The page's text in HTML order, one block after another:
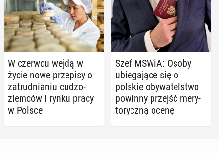
W czerwcu wejdą w
życie nowe prze­pi­sy o
za­trud­nia­niu cu­dzo­
ziem­ców i rynku pracy
w Polsce
Szef MSWiA: Osoby
ubie­ga­ją­ce się o
polskie oby­wa­tel­stwo
powinny przejść me­ry­
to­rycz­ną ocenę